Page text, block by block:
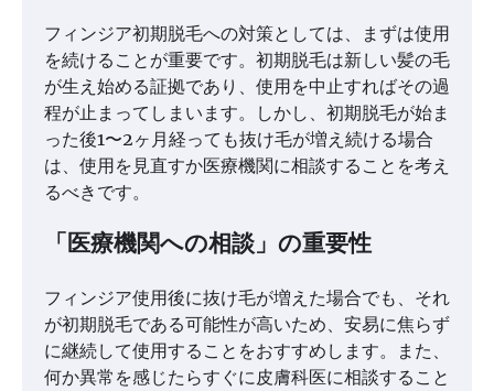
フィンジア初期脱毛への対策としては、まずは使用
を続けることが重要です。初期脱毛は新しい髪の毛
が生え始める証拠であり、使用を中止すればその過
程が止まってしまいます。しかし、初期脱毛が始ま
った後1〜2ヶ月経っても抜け毛が増え続ける場合
は、使用を見直すか医療機関に相談することを考え
るべきです。
「医療機関への相談」の重要性
フィンジア使用後に抜け毛が増えた場合でも、それ
が初期脱毛である可能性が高いため、安易に焦らず
に継続して使用することをおすすめします。また、
何か異常を感じたらすぐに皮膚科医に相談すること